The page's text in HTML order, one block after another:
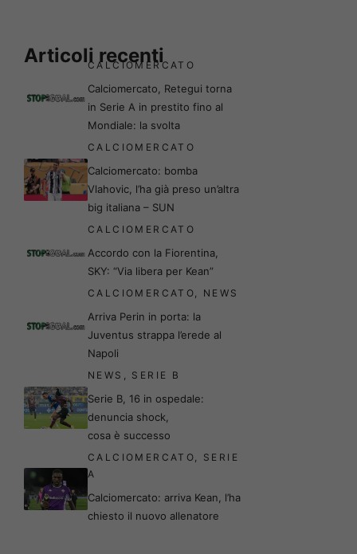
Articoli recenti
CALCIOMERCATO
Calciomercato, Retegui torna
in Serie A in prestito fino al
Mondiale: la svolta
CALCIOMERCATO
Calciomercato: bomba
Vlahovic, l’ha già preso un’altra
big italiana – SUN
CALCIOMERCATO
Accordo con la Fiorentina,
SKY: “Via libera per Kean”
CALCIOMERCATO NEWS
Arriva Perin in porta: la
Juventus strappa l’erede al
Napoli
NEWS SERIE B
Serie B, 16 in ospedale:
denuncia shock,
cosa è successo
CALCIOMERCATO
SERIE
A
Calciomercato: arriva Kean, l’ha
chiesto il nuovo allenatore